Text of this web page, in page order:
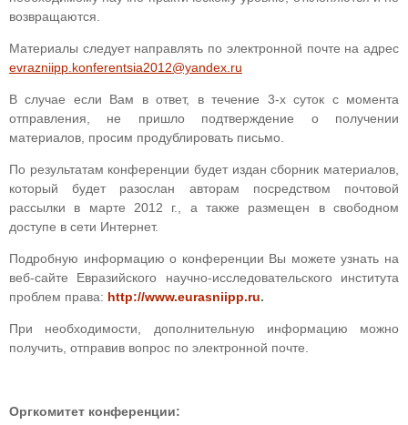
возвращаются.
Материалы следует направлять по электронной почте на адрес
evrazniipp.konferentsia2012@yandex.ru
В случае если Вам в ответ, в течение 3-х суток с момента
отправления, не пришло подтверждение о получении
материалов, просим продублировать письмо.
По результатам конференции будет издан сборник материалов,
который будет разослан авторам посредством почтовой
рассылки в марте 2012 г., а также размещен в свободном
доступе в сети Интернет.
Подробную информацию о конференции Вы можете узнать на
веб-сайте Евразийского научно-исследовательского института
проблем права: http://www.eurasniipp.ru.
При необходимости, дополнительную информацию можно
получить, отправив вопрос по электронной почте.
Оргкомитет конференции: